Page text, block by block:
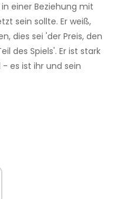
einer Beziehung mit
sein sollte. Er weiß,
dies sei 'der Preis, den
des Spiels'. Er ist stark
- es ist ihr und sein